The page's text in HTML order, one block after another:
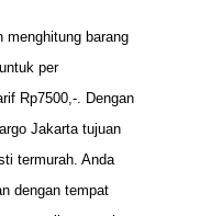
menghitung barang
per
Rp7500,-. Dengan
Jakarta tujuan
termurah. Anda
dengan tempat